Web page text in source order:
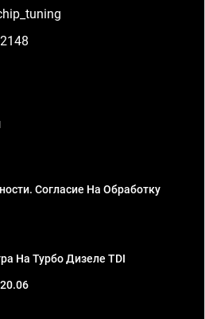
Согласие На Обработку
На Турбо Дизеле TDI